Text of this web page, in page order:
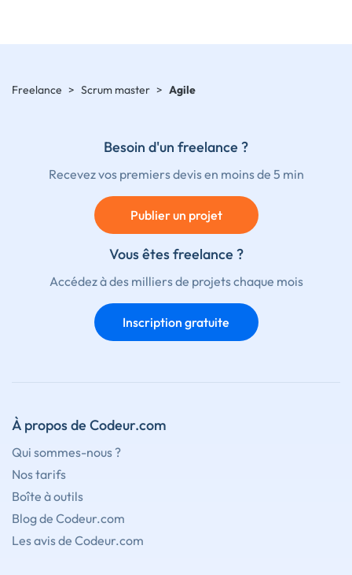
Freelance > Scrum master > Agile
Besoin d'un freelance ?
Recevez vos premiers devis en moins de 5 min
Publier un projet
Vous êtes freelance ?
Accédez à des milliers de projets chaque mois
Inscription gratuite
À propos de Codeur.com
Qui sommes-nous ?
Nos tarifs
Boîte à outils
Blog de Codeur.com
Les avis de Codeur.com